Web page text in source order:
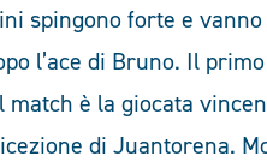
spingono forte e
l’ace di Bruno. Il
è la giocata
di Juantorena.